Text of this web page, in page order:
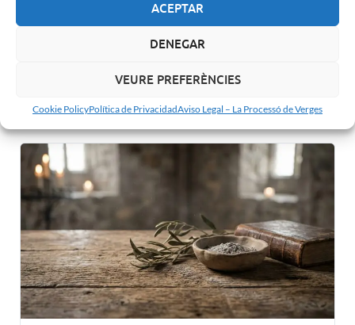
ACEPTAR
DENEGAR
VEURE PREFERÈNCIES
Cookie PolicyPolítica de PrivacidadAviso Legal – La Processó de Verges
Sagrado Corazón de Jesús: origen, significado y fecha de